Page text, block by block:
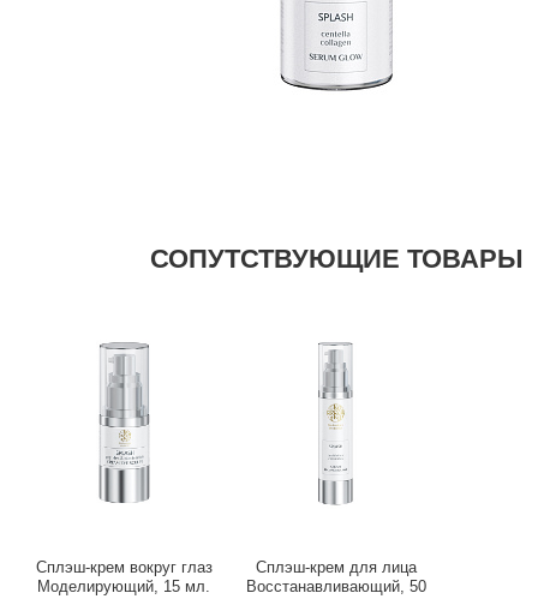
СОПУТСТВУЮЩИЕ ТОВАРЫ
Сплэш-крем вокруг глаз
Моделирующий, 15 мл.
Сплэш-крем для лица
Восстанавливающий, 50